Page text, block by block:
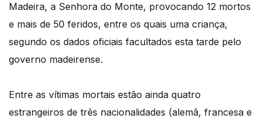
Madeira, a Senhora do Monte, provocando 12 mortos
e mais de 50 feridos, entre os quais uma criança,
segundo os dados oficiais facultados esta tarde pelo
governo madeirense.
Entre as vítimas mortais estão ainda quatro
estrangeiros de três nacionalidades (alemã, francesa e